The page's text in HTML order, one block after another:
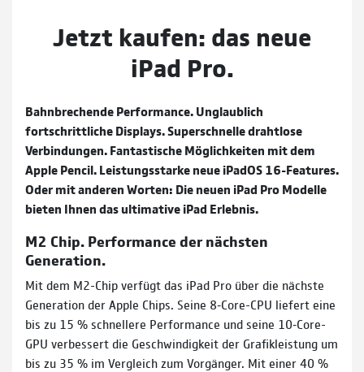
Jetzt kaufen: das neue
iPad Pro.
Bahnbrechende Performance. Unglaublich
fortschrittliche Displays. Superschnelle drahtlose
Verbindungen. Fantastische Möglichkeiten mit dem
Apple Pencil. Leistungs­starke neue iPadOS 16-Features.
Oder mit anderen Worten: Die neuen iPad Pro Modelle
bieten Ihnen das ultimative iPad Erlebnis.
M2 Chip. Performance der nächsten
Generation.
Mit dem M2-Chip verfügt das iPad Pro über die nächste
Generation der Apple Chips. Seine 8‑Core-CPU liefert eine
bis zu 15 % schnellere Performance und seine 10‑Core-
GPU verbessert die Geschwindigkeit der Grafik­leistung um
bis zu 35 % im Vergleich zum Vorgänger. Mit einer 40 %